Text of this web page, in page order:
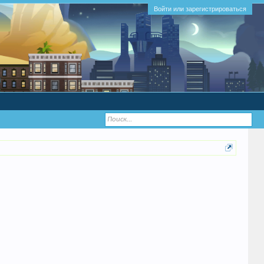
Войти или зарегистрироваться